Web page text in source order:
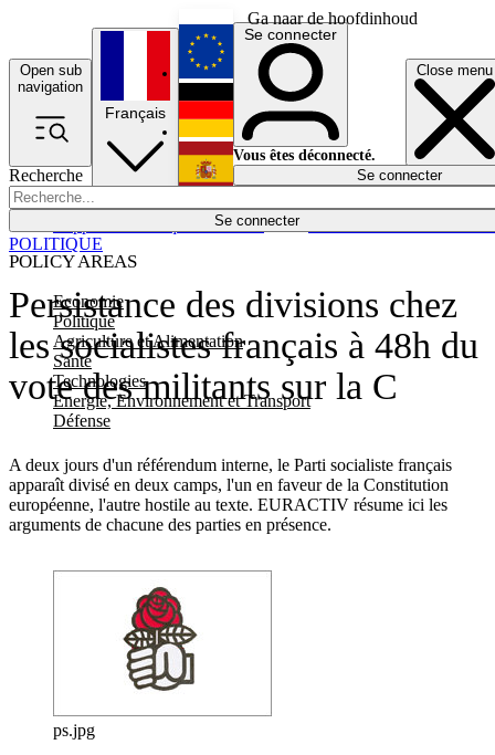
Ga naar de hoofdinhoud
Open sub
navigation
Close menu
Recherche
Se connecter
POLICY AREAS
Economie
Politique
Agriculture et Alimentation
Santé
Technologies
Energie, Environnement et Transport
Défense
Économie
Français
English
Deutsch
Español
Se connecter
Vous êtes déconnecté.
Se connecter
Persistance des divisions chez
les socialistes français à 48h du
vote des militants sur la C
A deux jours d'un référendum interne, le Parti socialiste français
apparaît divisé en deux camps, l'un en faveur de la Constitution
européenne, l'autre hostile au texte. EURACTIV résume ici les
arguments de chacune des parties en présence.
POLITIQUE
ps.jpg